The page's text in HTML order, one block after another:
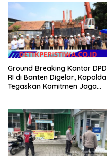
Ground Breaking Kantor DPD
RI di Banten Digelar, Kapolda
Tegaskan Komitmen Jaga